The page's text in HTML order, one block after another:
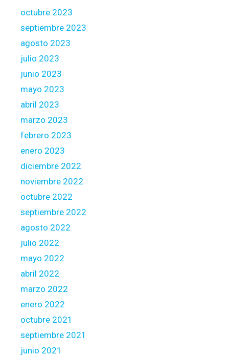
octubre 2023
septiembre 2023
agosto 2023
julio 2023
junio 2023
mayo 2023
abril 2023
marzo 2023
febrero 2023
enero 2023
diciembre 2022
noviembre 2022
octubre 2022
septiembre 2022
agosto 2022
julio 2022
mayo 2022
abril 2022
marzo 2022
enero 2022
octubre 2021
septiembre 2021
junio 2021